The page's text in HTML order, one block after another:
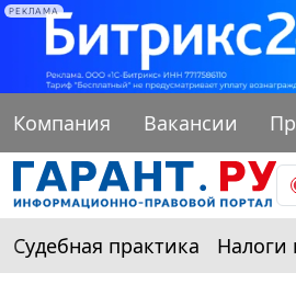
РЕКЛАМА
Компания Вакансии
Судебная практика Налоги